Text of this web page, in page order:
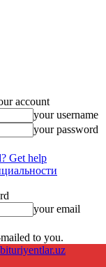
account
your username
your password
Get help
your email
to you.